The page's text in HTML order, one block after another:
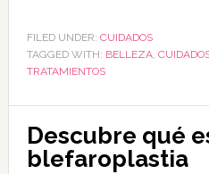
FILED UNDER: CUIDADOS
TAGGED WITH: BELLEZA,
TRATAMIENTOS
Descubre qué
blefaroplastia